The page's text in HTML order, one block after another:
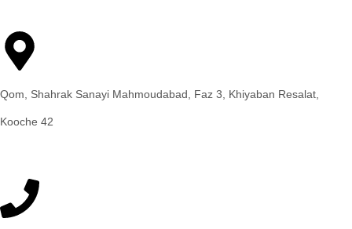
Qom, Shahrak Sanayi Mahmoudabad, Faz 3, Khiyaban Resalat,
Kooche 42